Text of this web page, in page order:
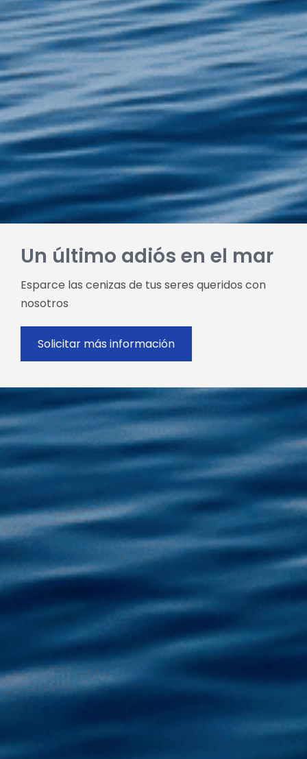
Un último adiós en el mar
Esparce las cenizas de tus seres queridos con
nosotros
Solicitar más información